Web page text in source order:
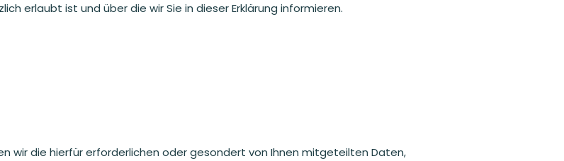
erlaubt ist und über die wir Sie in dieser Erklärung informieren.
wir die hierfür erforderlichen oder gesondert von Ihnen mitgeteilten Daten,